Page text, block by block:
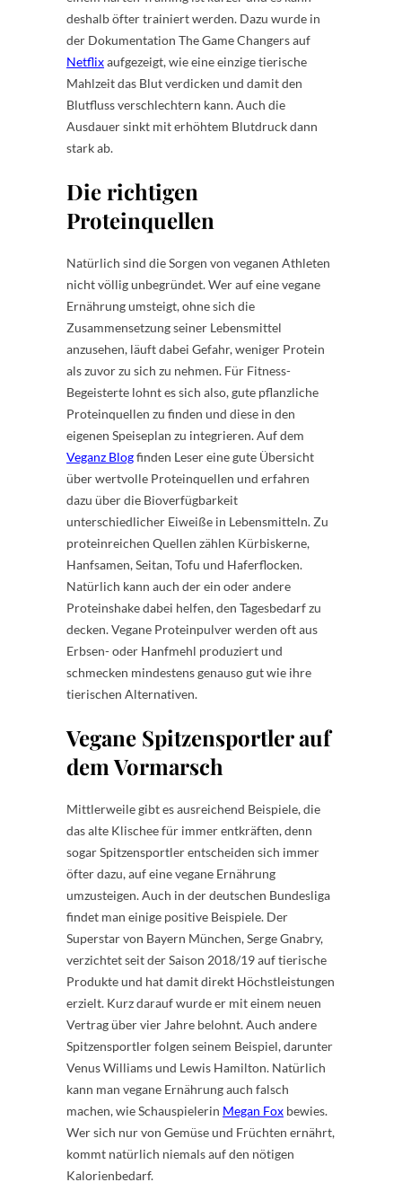
deshalb öfter trainiert werden. Dazu wurde in
der Dokumentation The Game Changers auf
Netflixaufgezeigt, wie eine einzige tierische
Mahlzeit das Blut verdicken und damit den
Blutfluss verschlechtern kann. Auch die
Ausdauer sinkt mit erhöhtem Blutdruck dann
stark ab.
Die richtigen
Proteinquellen
Natürlich sind die Sorgen von veganen Athleten
nicht völlig unbegründet. Wer auf eine vegane
Ernährung umsteigt, ohne sich die
Zusammensetzung seiner Lebensmittel
anzusehen, läuft dabei Gefahr, weniger Protein
als zuvor zu sich zu nehmen. Für Fitness-
Begeisterte lohnt es sich also, gute pflanzliche
Proteinquellen zu finden und diese in den
eigenen Speiseplan zu integrieren. Auf dem
Veganz Blogfinden Leser eine gute Übersicht
über wertvolle Proteinquellen und erfahren
dazu über die Bioverfügbarkeit
unterschiedlicher Eiweiße in Lebensmitteln. Zu
proteinreichen Quellen zählen Kürbiskerne,
Hanfsamen, Seitan, Tofu und Haferflocken.
Natürlich kann auch der ein oder andere
Proteinshake dabei helfen, den Tagesbedarf zu
decken. Vegane Proteinpulver werden oft aus
Erbsen- oder Hanfmehl produziert und
schmecken mindestens genauso gut wie ihre
tierischen Alternativen.
Vegane Spitzensportler auf
dem Vormarsch
Mittlerweile gibt es ausreichend Beispiele, die
das alte Klischee für immer entkräften, denn
sogar Spitzensportler entscheiden sich immer
öfter dazu, auf eine vegane Ernährung
umzusteigen. Auch in der deutschen Bundesliga
findet man einige positive Beispiele. Der
Superstar von Bayern München, Serge Gnabry,
verzichtet seit der Saison 2018/19 auf tierische
Produkte und hat damit direkt Höchstleistungen
erzielt. Kurz darauf wurde er mit einem neuen
Vertrag über vier Jahre belohnt. Auch andere
Spitzensportler folgen seinem Beispiel, darunter
Venus Williams und Lewis Hamilton. Natürlich
kann man vegane Ernährung auch falsch
machen, wie Schauspielerin Megan Fox bewies.
Wer sich nur von Gemüse und Früchten ernährt,
kommt natürlich niemals auf den nötigen
Kalorienbedarf.